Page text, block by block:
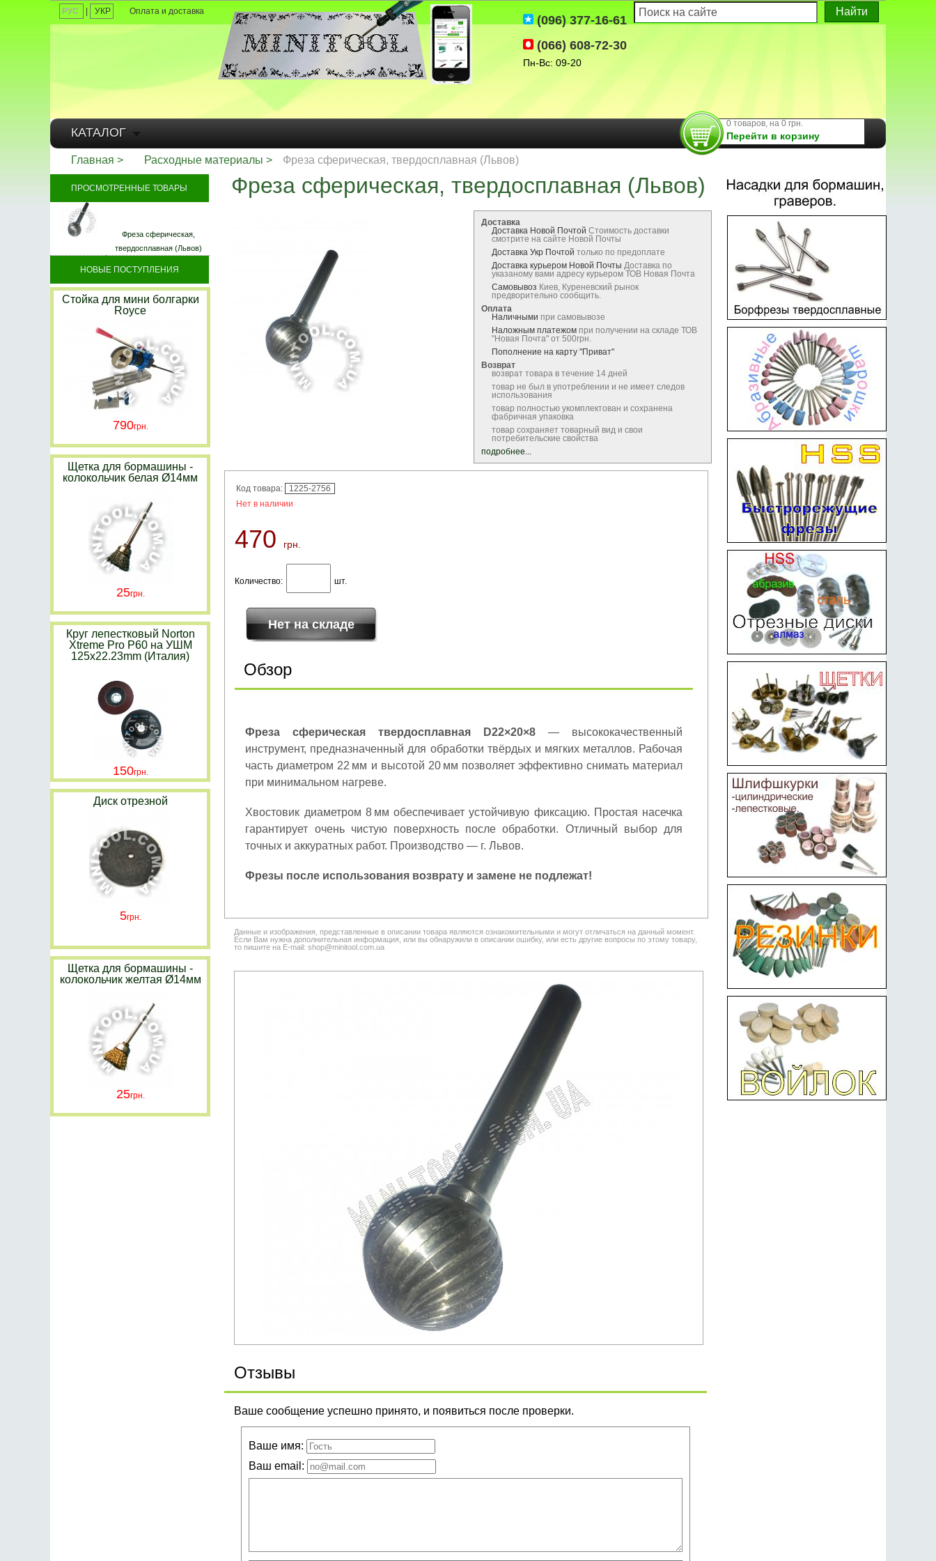
РУС УКР Оплата и доставка
(096) 377-16-61
(066) 608-72-30
Пн-Вс: 09-20
0 товаров, на 0 грн.
Перейти в корзину
КАТАЛОГ
Главная Расходные материалы Фреза сферическая, твердосплавная (Львов)
Фреза сферическая, твердосплавная (Львов)
Доставка
Доставка Новой Почтой Стоимость доставки
смотрите на сайте Новой Почты
Доставка Укр Почтой только по предоплате
Доставка курьером Новой Почты Доставка по
указаному вами адресу курьером ТОВ Новая Почта
Самовывоз Киев, Куреневский рынок
предворительно сообщить.
Оплата
Наличными при самовывозе
Наложным платежом при получении на складе ТОВ
"Новая Почта" от 500грн.
Пополнение на карту "Приват"
Возврат
возврат товара в течение 14 дней
товар не был в употреблении и не имеет следов
использования
товар полностью укомплектован и сохранена
фабричная упаковка
товар сохраняет товарный вид и свои
потребительские свойства
подробнее...
Код товара:
1225-2756
Нет в наличии
470 грн.
Количество: шт.
Обзор
Фреза сферическая твердосплавная D22×20×8 — высококачественный
инструмент, предназначенный для обработки твёрдых и мягких металлов. Рабочая
часть диаметром 22 мм и высотой 20 мм позволяет эффективно снимать материал
при минимальном нагреве.
Хвостовик диаметром 8 мм обеспечивает устойчивую фиксацию. Простая насечка
гарантирует очень чистую поверхность после обработки. Отличный выбор для
точных и аккуратных работ. Производство — г. Львов.
Фрезы после использования возврату и замене не подлежат!
Данные и изображения, представленные в описании товара являются ознакомительными и могут отличаться на данный момент.
Если Вам нужна дополнительная информация, или вы обнаружили в описании ошибку, или есть другие вопросы по этому товару,
то пишите на E-mail: shop@minitool.com.ua
Отзывы
Ваше сообщение успешно принято, и появиться после проверки.
Ваше имя:
Ваш email:
ПРОСМОТРЕННЫЕ ТОВАРЫ
Фреза сферическая,
твердосплавная (Львов)
НОВЫЕ ПОСТУПЛЕНИЯ
Стойка для мини болгарки
Royce
790
Щетка для бормашины -
колокольчик белая Ø14мм
25
Круг лепестковый Norton
Xtreme Pro P60 на УШМ
125x22.23mm (Италия)
150
Диск отрезной
5
Щетка для бормашины -
колокольчик желтая Ø14мм
25